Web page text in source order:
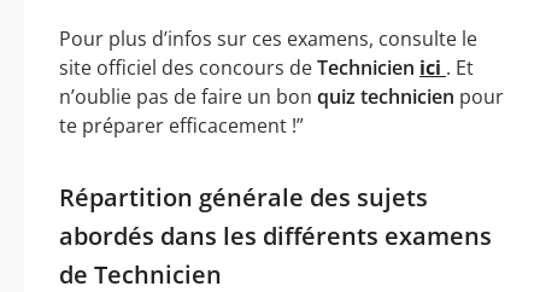
Pour plus d’infos sur ces examens, consulte le
site officiel des concours deTechnicien ici . Et
n’oublie pas de faire un bon quiz technicien pour
te préparer efficacement !”
Répartition générale des sujets
abordés dans les différents examens
de Technicien